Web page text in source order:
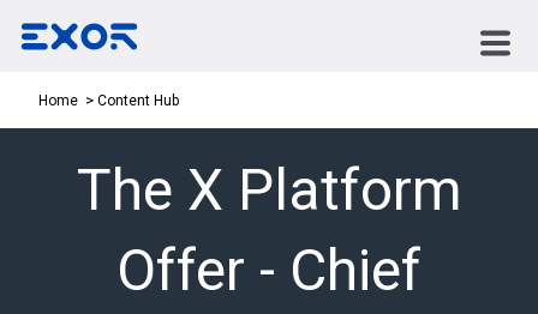
Home Content Hub
The X Platform
Offer - Chief